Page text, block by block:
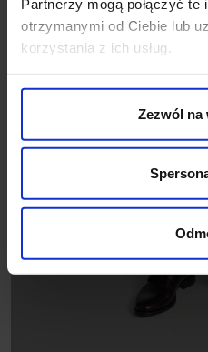
Partnerzy mogą połączyć
otrzymanymi od Ciebie lub
korzystania z ich usług.
Zezwól na